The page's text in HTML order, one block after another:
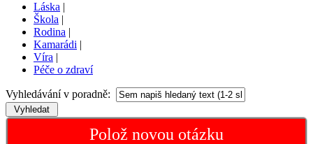
Láska |
Škola |
Rodina |
Kamarádi |
Víra |
Péče o zdraví
Vyhledávání v poradně:
Polož novou otázku